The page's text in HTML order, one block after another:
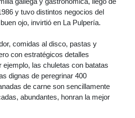
y tuvo distintos negocios del
ojo, invirtió en La Pulpería.
comidas al disco, pastas y
con estratégicos detalles
ejemplo, las chuletas con batatas
dignas de peregrinar 400
de carne son sencillamente
abundantes, honran la mejor